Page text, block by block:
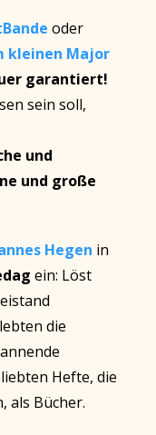
oder
kleinen Major
garantiert!
sein soll,
und
und große
Hegen in
ein: Löst
die
Hefte, die
als Bücher.